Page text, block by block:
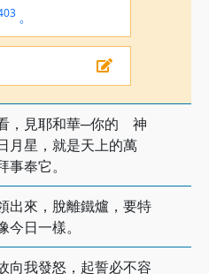
。
，見耶和華─你的 神
月星，就是天上的萬
奉它。
出來，脫離鐵爐，要特
日一樣。
向我發怒，起誓必不容